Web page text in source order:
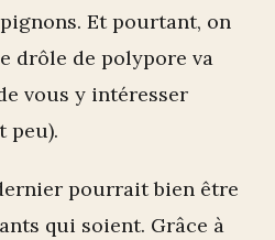
Et pourtant, on
drôle de polypore va
vous y intéresser
peu).
pourrait bien être
qui soient. Grâce à